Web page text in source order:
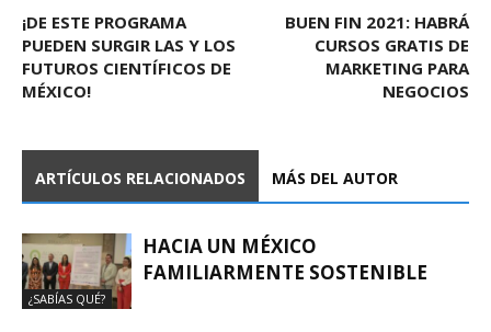
¡DE ESTE PROGRAMA
PUEDEN SURGIR LAS Y LOS
FUTUROS CIENTÍFICOS DE
MÉXICO!
BUEN FIN 2021: HABRÁ
CURSOS GRATIS DE
MARKETING PARA
NEGOCIOS
ARTÍCULOS RELACIONADOS MÁS DEL AUTOR
¿SABÍAS QUÉ?
HACIA UN MÉXICO
FAMILIARMENTE SOSTENIBLE